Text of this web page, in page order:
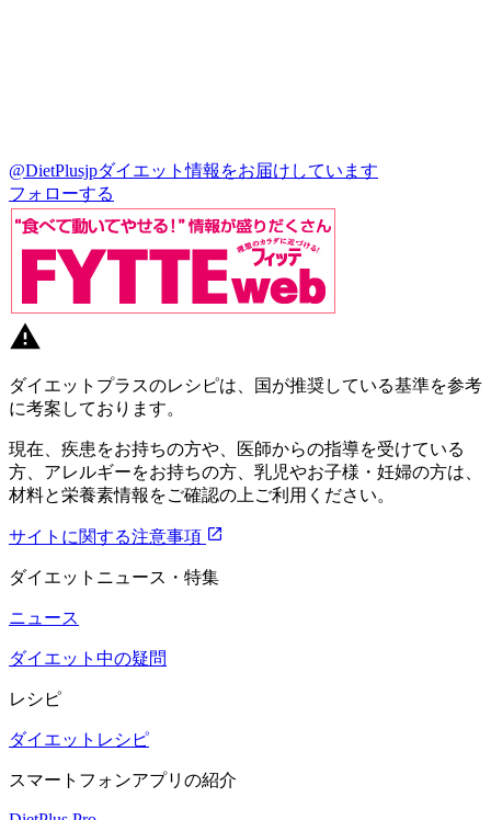
@DietPlusjpダイエット情報をお届けしています
フォローする
ダイエットプラスのレシピは、国が推奨している基準を参考
に考案しております。
現在、疾患をお持ちの方や、医師からの指導を受けている
方、アレルギーをお持ちの方、乳児やお子様・妊婦の方は、
材料と栄養素情報をご確認の上ご利用ください。
サイトに関する注意事項
ダイエットニュース・特集
ニュース
ダイエット中の疑問
レシピ
ダイエットレシピ
スマートフォンアプリの紹介